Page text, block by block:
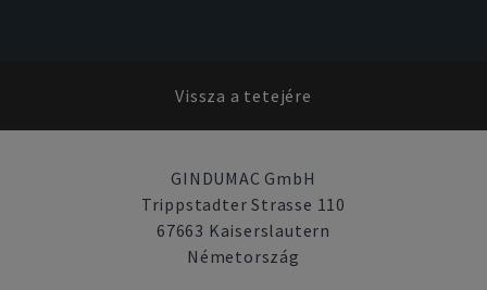
Vissza a tetejére
GINDUMAC GmbH
Trippstadter Strasse 110
67663 Kaiserslautern
Németország